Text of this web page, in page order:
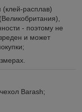
расплав)
- поэтому не
и может
Barash;